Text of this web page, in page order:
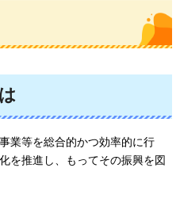
業等を総合的かつ効率的に行
を推進し、もってその振興を図